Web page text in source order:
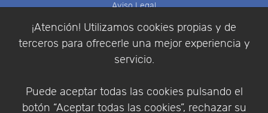
¡Atención! Utilizamos cookies propias y de
terceros para ofrecerle una mejor experiencia y
servicio.
Puede aceptar todas las cookies pulsando el
botón “Aceptar todas las cookies”, rechazar su
Aviso Legal
Política de Privacidad
Condiciones de compra
Identificarse